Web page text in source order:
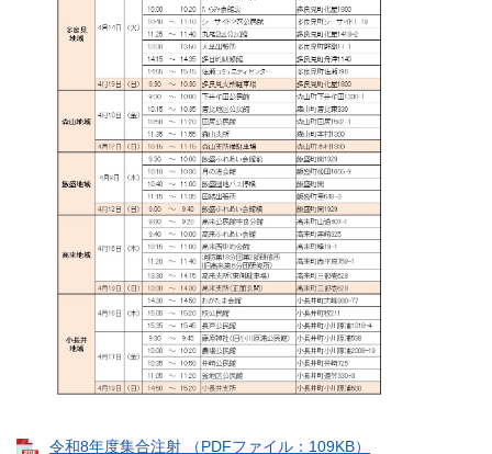
令和8年度集合注射 （PDFファイル：109KB）